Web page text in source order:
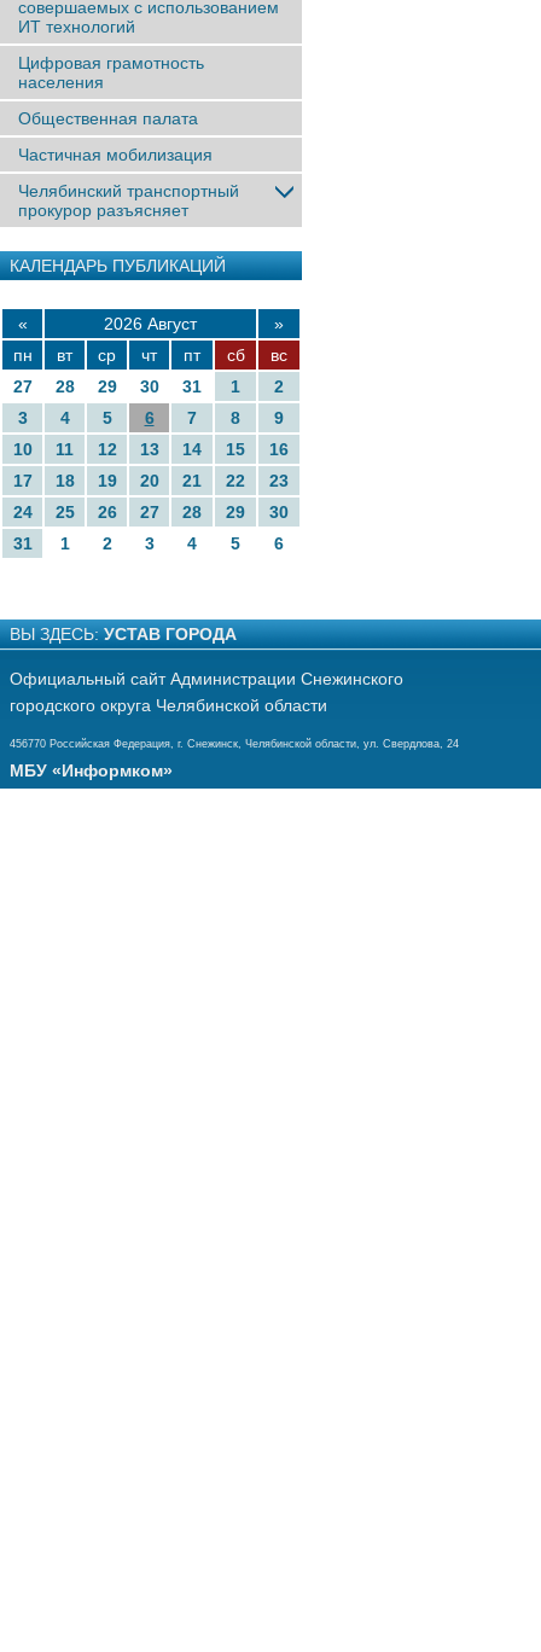
совершаемых с использованием
ИТ технологий
Цифровая грамотность
населения
Общественная палата
Частичная мобилизация
Челябинский транспортный
прокурор разъясняет
КАЛЕНДАРЬ ПУБЛИКАЦИЙ
« 2026 Август
»
пн
вт ср чт пт сб
вс
27
28 29 30 31 1
2
3
4 5 6 7 8
9
10
11 12 13 14 15
16
17
18 19 20 21 22
23
24
25 26 27 28 29
30
31
1 2 3 4 5 6
ВЫ ЗДЕСЬ: УСТАВ ГОРОДА
Официальный сайт Администрации Снежинского
городского округа Челябинской области
456770 Российская Федерация, г. Снежинск, Челябинской области, ул. Свердлова, 24
МБУ «Информком»